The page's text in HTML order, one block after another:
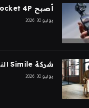
أصبح DJI Osmo Pocket 4P عالميًا
يوليو 30, 2026
شركة Simile الناشئة ذات المستخدم الاصطناعي تجمع 200 مليون دولار بتقييم 2 مليار دولار بعد 5 أشهر من السلسلة A بقيمة 100 مليون دولار
يوليو 30, 2026